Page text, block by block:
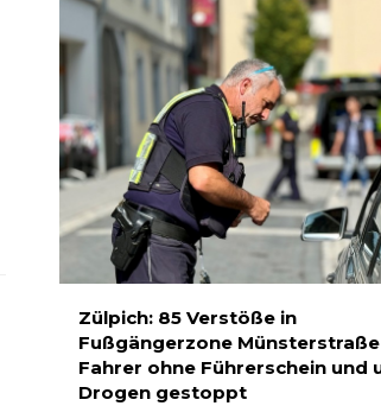
Zülpich: 85 Verstöße in
Fußgängerzone Münsterstraße
Fahrer ohne Führerschein und
Drogen gestoppt